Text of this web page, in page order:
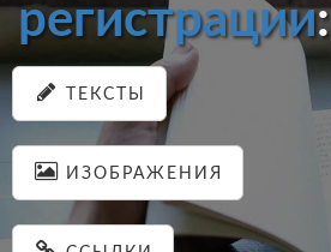
регистрации:
ТЕКСТЫ
ИЗОБРАЖЕНИЯ